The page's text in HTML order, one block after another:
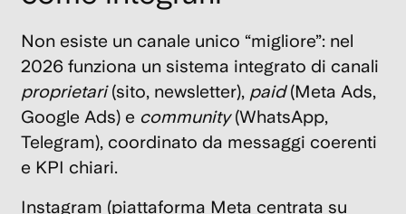
Non esiste un canale unico “migliore”: nel
2026 funziona un sistema integrato di canali
proprietari(sito, newsletter), paid(Meta Ads,
Google Ads) e community(WhatsApp,
Telegram), coordinato da messaggi coerenti
e KPI chiari.
Instagram (piattaforma Meta centrata su